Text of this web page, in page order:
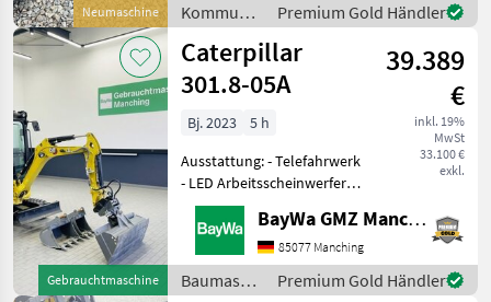
Neumaschine
Kommunalgeräte
/
Caterpillar
Premium Gold Händler
Gebrauchtmaschine
Caterpillar
301.8-05A
39.389
€
inkl. 19%
MwSt
33.100 €
exkl.
Bj. 2023
5 h
Ausstattung: - Telefahrwerk
- LED Arbeitsscheinwerfer-
Kinshofer MS 01
Schnellwechsler - 3.
Steuerkreis - Kinshofer
Löffelpaket 1000mm
Grabenwanne hydr.
BayWa GMZ Manching
85077 Manching
BaumaschinenPremium Gold Händler